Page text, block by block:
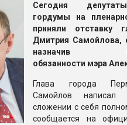
Сегодня
гордумы на
приняли отставку
Дмитрия Самойлова,
назначив
обязанности мэра
Глава города
Самойлов написал
сложении с себя
сообщается на